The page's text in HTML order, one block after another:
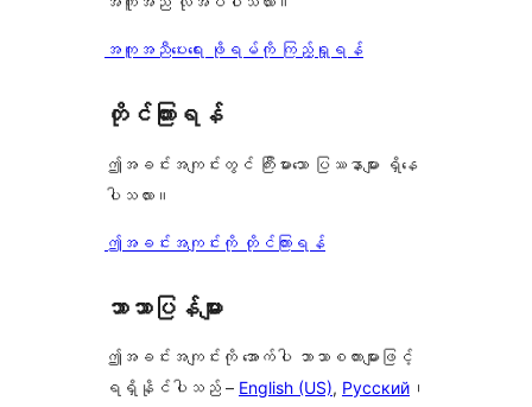
အကူအညီပေးရေး ဖိုရမ်ကို ကြည့်ရှုရန်
တိုင်ကြားရန်
ဤအခင်းအကျင်းတွင် ကြီးမားသော ပြဿနာများ ရှိနေ
ပါသလား။
ဤအခင်းအကျင်းကို တိုင်ကြားရန်
ဘာသာပြန်များ
ဤအခင်းအကျင်းကို အောက်ပါ ဘာသာစကားများဖြင့်
ရရှိနိုင်ပါသည် – English (US), Русский ၊